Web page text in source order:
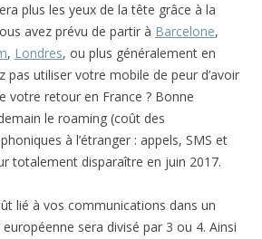
plus les yeux de la tête grâce à la
avez prévu de partir à Barcelone,
, Londres, ou plus généralement en
pas utiliser votre mobile de peur d’avoir
votre retour en France ? Bonne
le roaming (coût des
à l’étranger : appels, SMS et
totalement disparaître en juin 2017.
lié à vos communications dans un
européenne sera divisé par 3 ou 4. Ainsi